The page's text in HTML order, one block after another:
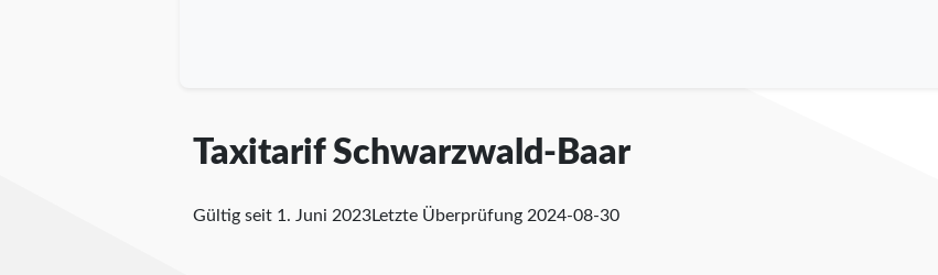
Taxitarif Schwarzwald-Baar
Gültig seit 1. Juni 2023Letzte Überprüfung 2024-08-30